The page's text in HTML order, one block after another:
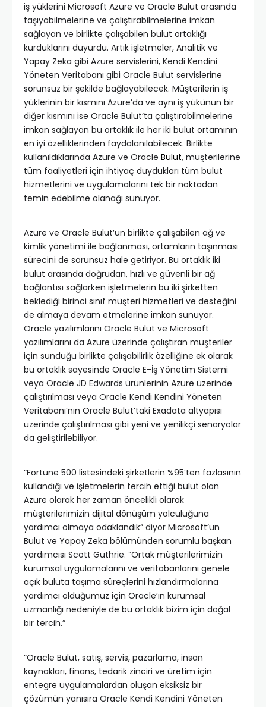
iş yüklerini Microsoft Azure ve Oracle Bulut arasında
taşıyabilmelerine ve çalıştırabilmelerine imkan
sağlayan ve birlikte çalışabilen bulut ortaklığı
kurduklarını duyurdu. Artık işletmeler, Analitik ve
Yapay Zeka gibi Azure servislerini, Kendi Kendini
Yöneten Veritabanı gibi Oracle Bulut servislerine
sorunsuz bir şekilde bağlayabilecek. Müşterilerin iş
yüklerinin bir kısmını Azure’da ve aynı iş yükünün bir
diğer kısmını ise Oracle Bulut’ta çalıştırabilmelerine
imkan sağlayan bu ortaklık ile her iki bulut ortamının
en iyi özelliklerinden faydalanılabilecek. Birlikte
kullanıldıklarında Azure ve Oracle Bulut, müşterilerine
tüm faaliyetleri için ihtiyaç duydukları tüm bulut
hizmetlerini ve uygulamalarını tek bir noktadan
temin edebilme olanağı sunuyor.
Azure ve Oracle Bulut’un birlikte çalışabilen ağ ve
kimlik yönetimi ile bağlanması, ortamların taşınması
sürecini de sorunsuz hale getiriyor. Bu ortaklık iki
bulut arasında doğrudan, hızlı ve güvenli bir ağ
bağlantısı sağlarken işletmelerin bu iki şirketten
beklediği birinci sınıf müşteri hizmetleri ve desteğini
de almaya devam etmelerine imkan sunuyor.
Oracle yazılımlarını Oracle Bulut ve Microsoft
yazılımlarını da Azure üzerinde çalıştıran müşteriler
için sunduğu birlikte çalışabilirlik özelliğine ek olarak
bu ortaklık sayesinde Oracle E-İş Yönetim Sistemi
veya Oracle JD Edwards ürünlerinin Azure üzerinde
çalıştırılması veya Oracle Kendi Kendini Yöneten
Veritabanı’nın Oracle Bulut’taki Exadata altyapısı
üzerinde çalıştırılması gibi yeni ve yenilikçi senaryolar
da geliştirilebiliyor.
“Fortune 500 listesindeki şirketlerin %95’ten fazlasının
kullandığı ve işletmelerin tercih ettiği bulut olan
Azure olarak her zaman öncelikli olarak
müşterilerimizin dijital dönüşüm yolculuğuna
yardımcı olmaya odaklandık” diyor Microsoft’un
Bulut ve Yapay Zeka bölümünden sorumlu başkan
yardımcısı Scott Guthrie. “Ortak müşterilerimizin
kurumsal uygulamalarını ve veritabanlarını genele
açık buluta taşıma süreçlerini hızlandırmalarına
yardımcı olduğumuz için Oracle’ın kurumsal
uzmanlığı nedeniyle de bu ortaklık bizim için doğal
bir tercih.”
“Oracle Bulut, satış, servis, pazarlama, insan
kaynakları, finans, tedarik zinciri ve üretim için
entegre uygulamalardan oluşan eksiksiz bir
çözümün yanısıra Oracle Kendi Kendini Yöneten